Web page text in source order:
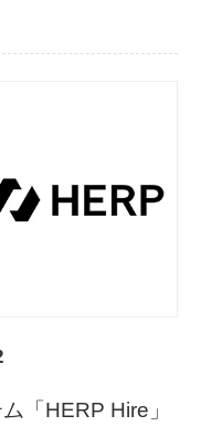
「HERP Hire」